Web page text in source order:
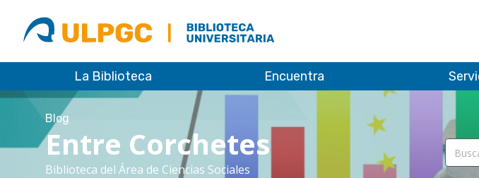
ULPGC
Biblioteca
ULPGC
La Biblioteca Encuentra
Blog
Entre Corchetes
Biblioteca del Área de Ciencias Sociales